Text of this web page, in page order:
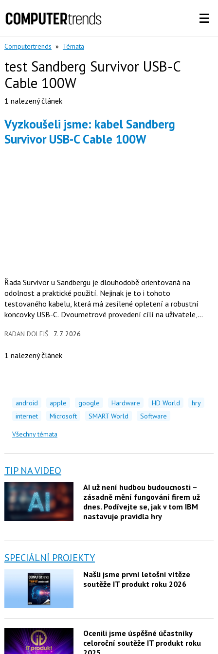
Computertrends » Témata
test Sandberg Survivor USB-C
Cable 100W
1 nalezený článek
Vyzkoušeli jsme: kabel Sandberg
Survivor USB-C Cable 100W
Řada Survivor u Sandbergu je dlouhodobě orientovaná na
odolnost a praktické použití. Nejinak je to i tohoto
testovaného kabelu, která má zesílené opletení a robustní
koncovky USB-C. Dvoumetrové provedení cílí na uživatele,
RADAN DOLEJŠ 7. 7. 2026
1 nalezený článek
android apple google Hardware HD World
hry
internet
Microsoft SMART World Software
Všechny témata
TIP NA VIDEO
AI už není hudbou budoucnosti –
zásadně mění fungování firem už
dnes. Podívejte se, jak v tom IBM
nastavuje pravidla hry
SPECIÁLNÍ PROJEKTY
Našli jsme první letošní vítěze
soutěže IT produkt roku 2026
Ocenili jsme úspěšné účastníky
celoroční soutěže IT produkt roku